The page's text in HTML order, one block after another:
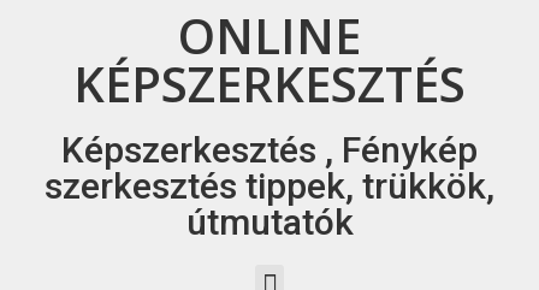
ONLINE
KÉPSZERKESZTÉS
Képszerkesztés , Fénykép
szerkesztés tippek, trükkök,
útmutatók